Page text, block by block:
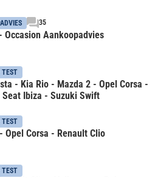
35
Occasion Aankoopadvies
TEST
- Kia Rio - Mazda 2 - Opel Corsa -
Seat Ibiza - Suzuki Swift
TEST
Opel Corsa - Renault Clio
TEST